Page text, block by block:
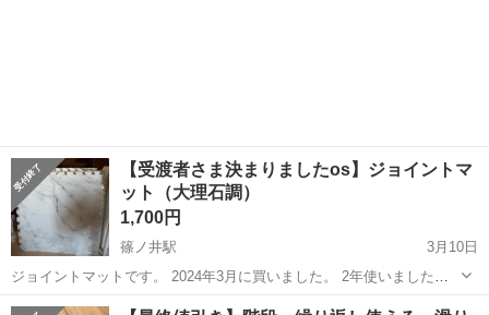
【受渡者さま決まりましたos】ジョイントマ
ット（大理石調）
1,700円
篠ノ井駅
3月10日
ジョイントマットです。 2024年3月に買いました。 2年使いました。
引越しをして、今後使わないので投稿しました。 1枚60cm×60cmで
長野 長野市 篠ノ井駅 カーペット/マット/ラグ 大理石